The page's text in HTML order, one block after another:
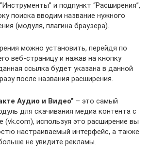
и подпункт “Расширения”,
поиска вводим название нужного
(модуля, плагина браузера).
можно установить, перейдя по
веб-страницу и нажав на кнопку
ссылка будет указана в данной
после названия расширения.
Аудио и Видео” – это самый
для скачивания медиа контента с
(vk.com), используя это расширение вы
настраиваемый интерфейс, а также
не увидите рекламы.